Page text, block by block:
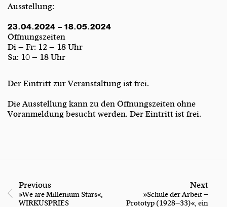
Ausstellung:
23.04.2024 – 18.05.2024
Öffnungszeiten
Di – Fr: 12 – 18 Uhr
Sa: 10 – 18 Uhr
Der Eintritt zur Veranstaltung ist frei.
Die Ausstellung kann zu den Öffnungszeiten ohne
Voranmeldung besucht werden. Der Eintritt ist frei.
Previous
»We are Millenium Stars«,
WIRKUSPRIES
Next
»Schule der Arbeit –
Prototyp (1928–33)«, ein